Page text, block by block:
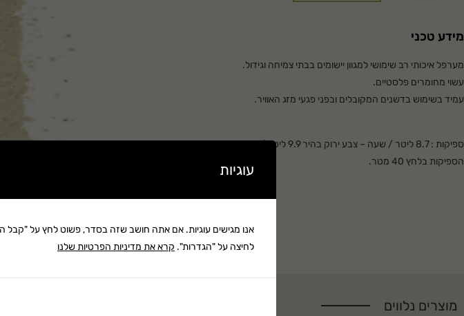
מידע טכני
מערפל איכותי רב שימושי למגוון יישומים בבתי צמיחה וגידול.
עשוי מחומרים פלסטיים.
עמיד בשימוש בדשנים המקובלים ובפני פגעי מזג האוויר.
גודל טיפות ממוצע : 40 עד 70 מיקרון.
זמין בפיה בודדת , זוג פיות וארבע פיות (צלב).
ספיקות : 8.7 ליטר / שעה – צבע ירוק בהיר 9.9 ליטר / שעה .
הספיקות בלחץ 40 מטר.
קרא עוד ▼
מוצרים נלווים
עוגיות
אנו מגישים עוגיות. אם אתה חושב שזה בסדר, פשוט לחץ על "קבל
לחיצה על "הגדרות". קרא את מדיניות הפרטיות שלנו